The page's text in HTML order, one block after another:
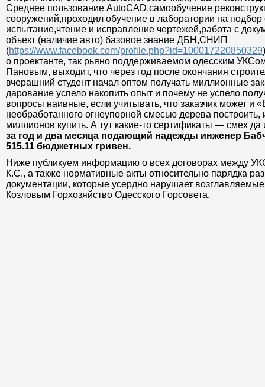
Среднее пользование AutoCAD,самообучение
сооружений,проходил обучение в лаборатории на подбор
испытание,чтение и исправление чертежей,работа с
объект (наличие авто) базовое знание ДБН,СНИП
(https://www.facebook.com/profile.php?id=100017220850329
о проектанте, так рьяно поддерживаемом одесским
Пановым, выходит, что через год после окончания
вчерашний студент начал оптом получать миллионные
дарование успело накопить опыт и почему не успело
вопросы наивные, если учитывать, что заказчик может и
необработанного огнеупорной смесью дерева построить,
миллионов купить. А тут какие-то сертификаты — смех да
за год и два месяца подающий надежды инженер
515.11 бюджетных гривен.
Ниже публикуем информацию о всех договорах между
К.С., а также нормативные акты относительно парядка
документации, которые усердно нарушает
Козловым Горхозяйство Одесского Горсовета.